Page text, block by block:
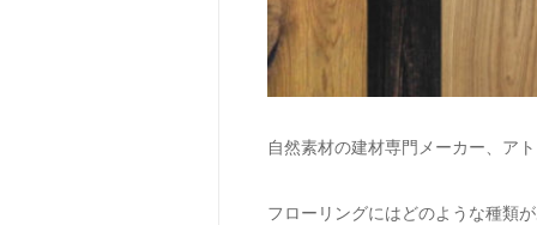
自然素材の建材専門メーカー、ア
フローリングにはどのような種類